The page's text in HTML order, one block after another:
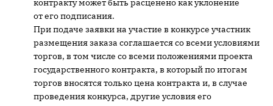
контракту может быть расценено как уклонение
от его подписания.
При подаче заявки на участие в конкурсе участник
размещения заказа соглашается со всеми условиями
торгов, в том числе со всеми положениями проекта
государственного контракта, в который по итогам
торгов вносятся только цена контракта и, в случае
проведения конкурса, другие условия его